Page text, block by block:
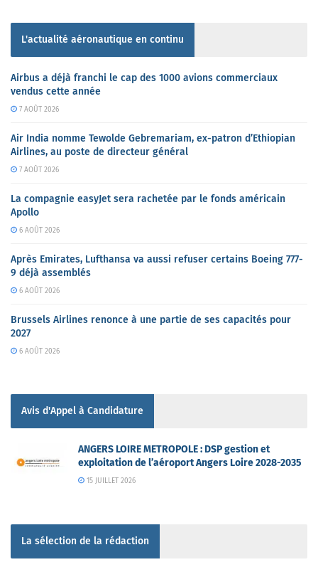
L'actualité aéronautique en continu
Airbus a déjà franchi le cap des 1000 avions commerciaux
vendus cette année
7 AOÛT 2026
Air India nomme Tewolde Gebremariam, ex-patron d’Ethiopian
Airlines, au poste de directeur général
7 AOÛT 2026
La compagnie easyJet sera rachetée par le fonds américain
Apollo
6 AOÛT 2026
Après Emirates, Lufthansa va aussi refuser certains Boeing 777-
9 déjà assemblés
6 AOÛT 2026
Brussels Airlines renonce à une partie de ses capacités pour
2027
6 AOÛT 2026
Avis d'Appel à Candidature
ANGERS LOIRE METROPOLE : DSP gestion et
exploitation de l’aéroport Angers Loire 2028-2035
15 JUILLET 2026
La sélection de la rédaction